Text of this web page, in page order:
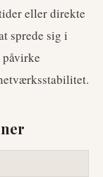
eller direkte
sprede sig i